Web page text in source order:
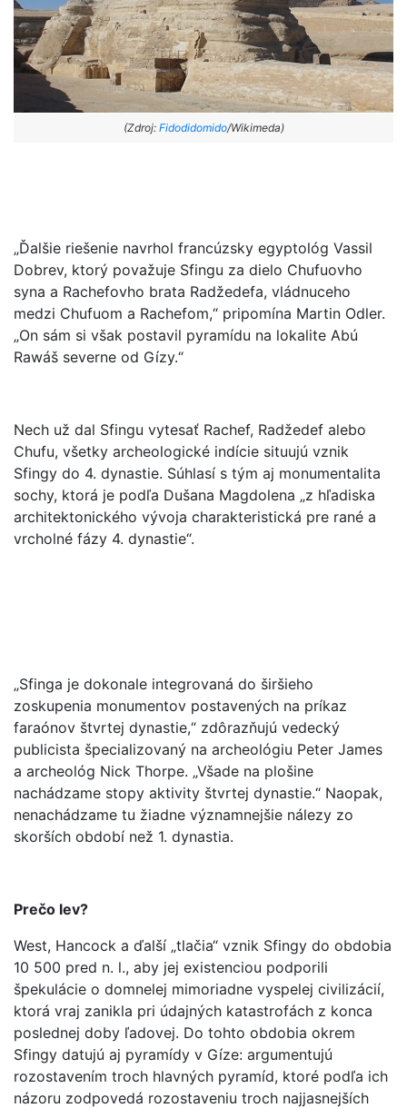
(Zdroj: Fidodidomido/Wikimeda)
„Ďalšie riešenie navrhol francúzsky egyptológ Vassil
Dobrev, ktorý považuje Sfingu za dielo Chufuovho
syna a Rachefovho brata Radžedefa, vládnuceho
medzi Chufuom a Rachefom,“ pripomína Martin Odler.
„On sám si však postavil pyramídu na lokalite Abú
Rawáš severne od Gízy.“
Nech už dal Sfingu vytesať Rachef, Radžedef alebo
Chufu, všetky archeologické indície situujú vznik
Sfingy do 4. dynastie. Súhlasí s tým aj monumentalita
sochy, ktorá je podľa Dušana Magdolena „z hľadiska
architektonického vývoja charakteristická pre rané a
vrcholné fázy 4. dynastie“.
„Sfinga je dokonale integrovaná do širšieho
zoskupenia monumentov postavených na príkaz
faraónov štvrtej dynastie,“ zdôrazňujú vedecký
publicista špecializovaný na archeológiu Peter James
a archeológ Nick Thorpe. „Všade na plošine
nachádzame stopy aktivity štvrtej dynastie.“ Naopak,
nenachádzame tu žiadne významnejšie nálezy zo
skorších období než 1. dynastia.
Prečo lev?
West, Hancock a ďalší „tlačia“ vznik Sfingy do obdobia
10 500 pred n. l., aby jej existenciou podporili
špekulácie o domnelej mimoriadne vyspelej civilizácií,
ktorá vraj zanikla pri údajných katastrofách z konca
poslednej doby ľadovej. Do tohto obdobia okrem
Sfingy datujú aj pyramídy v Gíze: argumentujú
rozostavením troch hlavných pyramíd, ktoré podľa ich
názoru zodpovedá rozostaveniu troch najjasnejších